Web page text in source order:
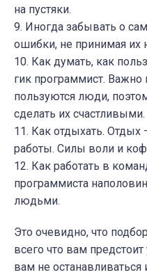
на пустяки.
9. Иногда забывать о
ошибки, не принимая их
10. Как думать, как
гик программист.
пользуются люди,
сделать их счастливыми.
11. Как отдыхать. Отдых
работы. Силы воли и
12. Как работать в
программиста
людьми.
Это очевидно, что
всего что вам
вам не останавливаться